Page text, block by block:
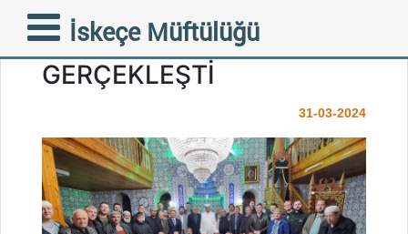
İskeçe Müftülüğü
GELENEKSEL ELMALI
İFTARI COŞKUYLA
GERÇEKLEŞTİ
31-03-2024